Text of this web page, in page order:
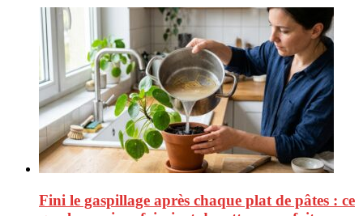
Fini le gaspillage après chaque plat de pâtes : ce